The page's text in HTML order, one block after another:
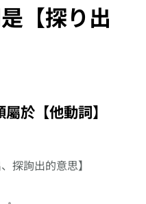
【探り出
於【他動詞】
探詢出的意思】